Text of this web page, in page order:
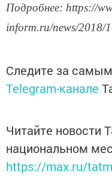
Подробнее: https://
inform.ru/news/2018/
Следите за
Telegram-канале
Читайте новости
национальном
https://max.ru/